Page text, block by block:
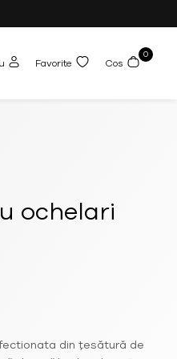
Favorite Cos
0
ochelari
din țesătură de